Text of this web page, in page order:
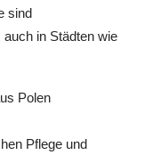
sind
in Städten wie
Polen
Pflege und